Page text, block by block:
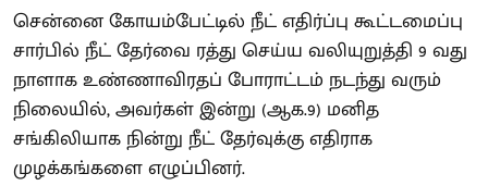
சென்னை கோயம்பேட்டில் நீட் எதிர்ப்பு கூட்டமைப்பு
சார்பில் நீட் தேர்வை ரத்து செய்ய வலியுறுத்தி 9 வது
நாளாக உண்ணாவிரதப் போராட்டம் நடந்து வரும்
நிலையில், அவர்கள் இன்று (ஆக.9) மனித
சங்கிலியாக நின்று நீட் தேர்வுக்கு எதிராக
முழக்கங்களை எழுப்பினர்.